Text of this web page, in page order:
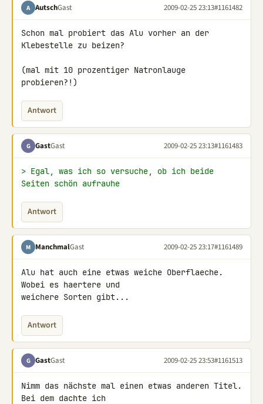
A AutschGast 2009-02-25 23:13#1161482
Schon mal probiert das Alu vorher an der
Klebestelle zu beizen?
(mal mit 10 prozentiger Natronlauge
probieren?!)
Antwort
G GastGast 2009-02-25 23:13#1161483
> Egal, was ich so versuche, ob ich beide
Seiten schön aufrauhe
Antwort
M ManchmalGast 2009-02-25 23:17#1161489
Alu hat auch eine etwas weiche Oberflaeche.
Wobei es haertere und
weichere Sorten gibt...
Antwort
G GastGast 2009-02-25 23:53#1161513
Nimm das nächste mal einen etwas anderen Titel.
Bei dem dachte ich